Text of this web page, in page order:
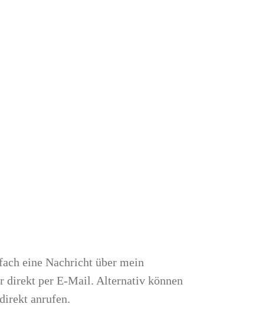
eine Nachricht über mein
direkt per E-Mail. Alternativ können
anrufen.